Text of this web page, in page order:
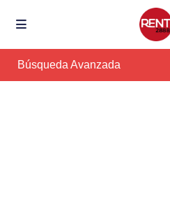
Búsqueda Avanzada